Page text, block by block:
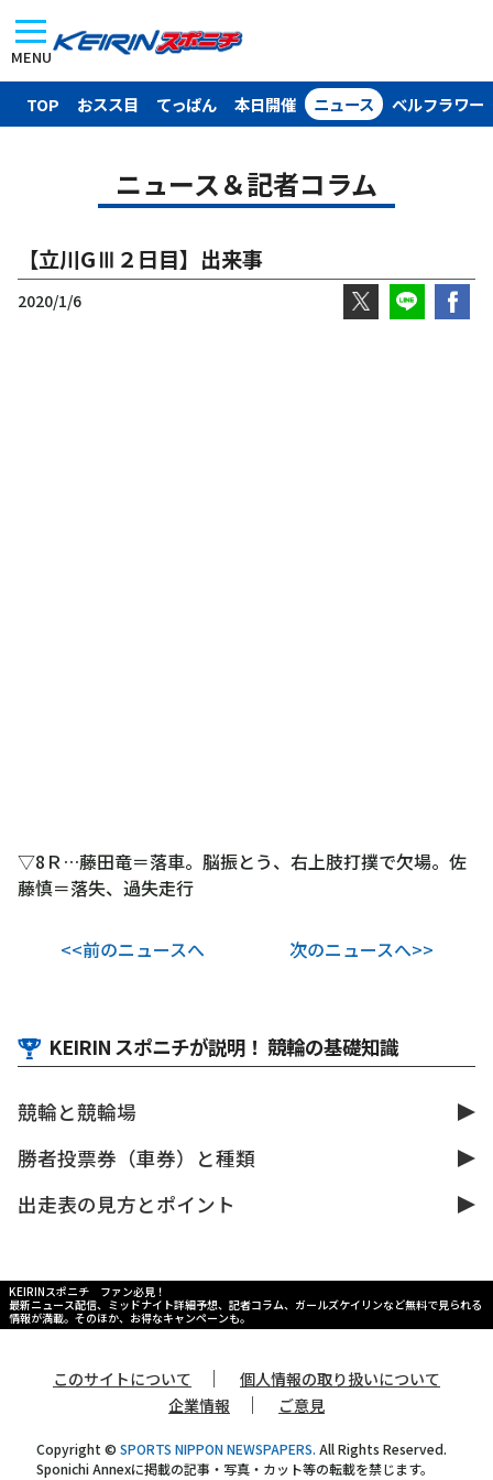
MENU
TOP おスス目 てっぱん 本日開催 ニュース ベルフラワー
ニュース＆記者コラム
【立川GⅢ２日目】出来事
2020/1/6
▽8Ｒ…藤田竜＝落車。脳振とう、右上肢打撲で欠場。佐
藤慎＝落失、過失走行
<<前のニュースへ 次のニュースへ>>
KEIRIN スポニチが説明！ 競輪の基礎知識
競輪と競輪場
勝者投票券（車券）と種類
出走表の見方とポイント
KEIRINスポニチ ファン必見！
最新ニュース配信、ミッドナイト詳細予想、記者コラム、ガールズケイリンなど無料で見られる
情報が満載。そのほか、お得なキャンペーンも。
このサイトについて ｜
個人情報の取り扱いについて
企業情報
｜ ご意見
Copyright © SPORTS NIPPON NEWSPAPERS. All Rights Reserved.
Sponichi Annexに掲載の記事・写真・カット等の転載を禁じます。